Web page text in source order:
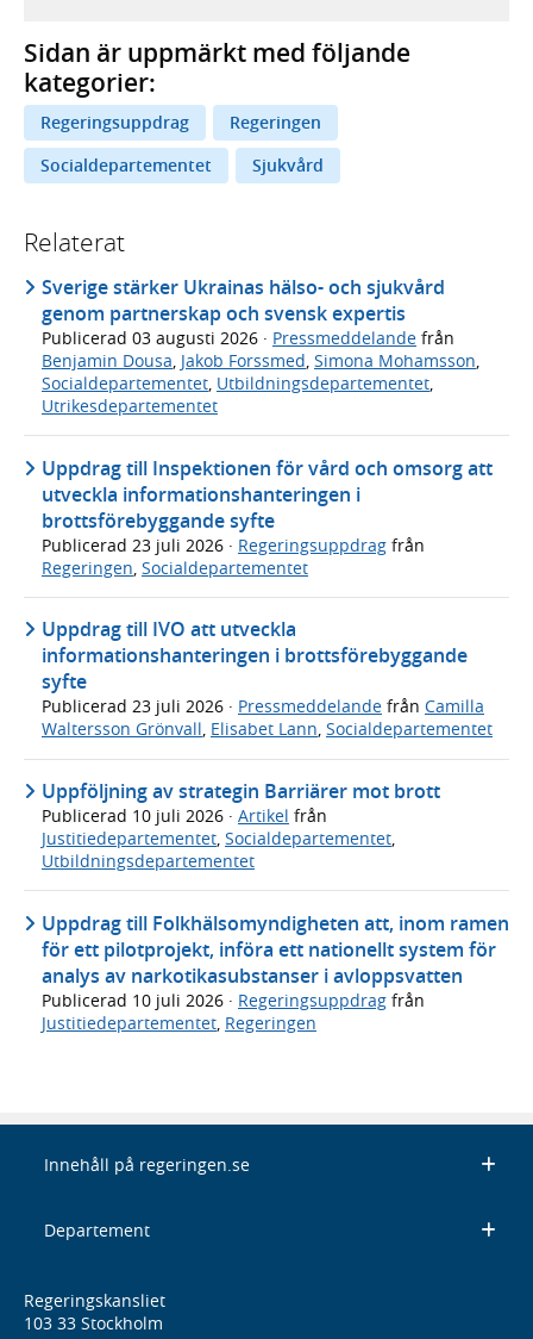
Sidan är uppmärkt med följande
kategorier:
Regeringsuppdrag
Regeringen
Socialdepartementet
Sjukvård
Relaterat
Sverige stärker Ukrainas hälso- och sjukvård
genom partnerskap och svensk expertis
Publicerad 03 augusti 2026 · Pressmeddelande från
Benjamin Dousa, Jakob Forssmed, Simona Mohamsson,
Socialdepartementet, Utbildningsdepartementet,
Utrikesdepartementet
Uppdrag till Inspektionen för vård och omsorg att
utveckla informationshanteringen i
brottsförebyggande syfte
Publicerad 23 juli 2026 · Regeringsuppdrag från
Regeringen Socialdepartementet
Uppdrag till IVO att utveckla
informationshanteringen i brottsförebyggande
syfte
Publicerad 23 juli 2026 · Pressmeddelande från Camilla
Waltersson Grönvall, Elisabet Lann, Socialdepartementet
Uppföljning av strategin Barriärer mot brott
Publicerad 10 juli 2026 · Artikel från
Justitiedepartementet, Socialdepartementet,
Utbildningsdepartementet
Uppdrag till Folkhälsomyndigheten att, inom ramen
för ett pilotprojekt, införa ett nationellt system för
analys av narkotikasubstanser i avloppsvatten
Publicerad 10 juli 2026 · Regeringsuppdrag från
Justitiedepartementet Regeringen
Innehåll på regeringen.se
Departement
Regeringskansliet
103 33 Stockholm